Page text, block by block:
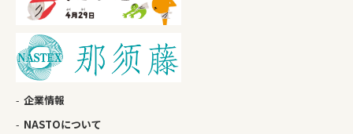
企業情報
NASTOについて